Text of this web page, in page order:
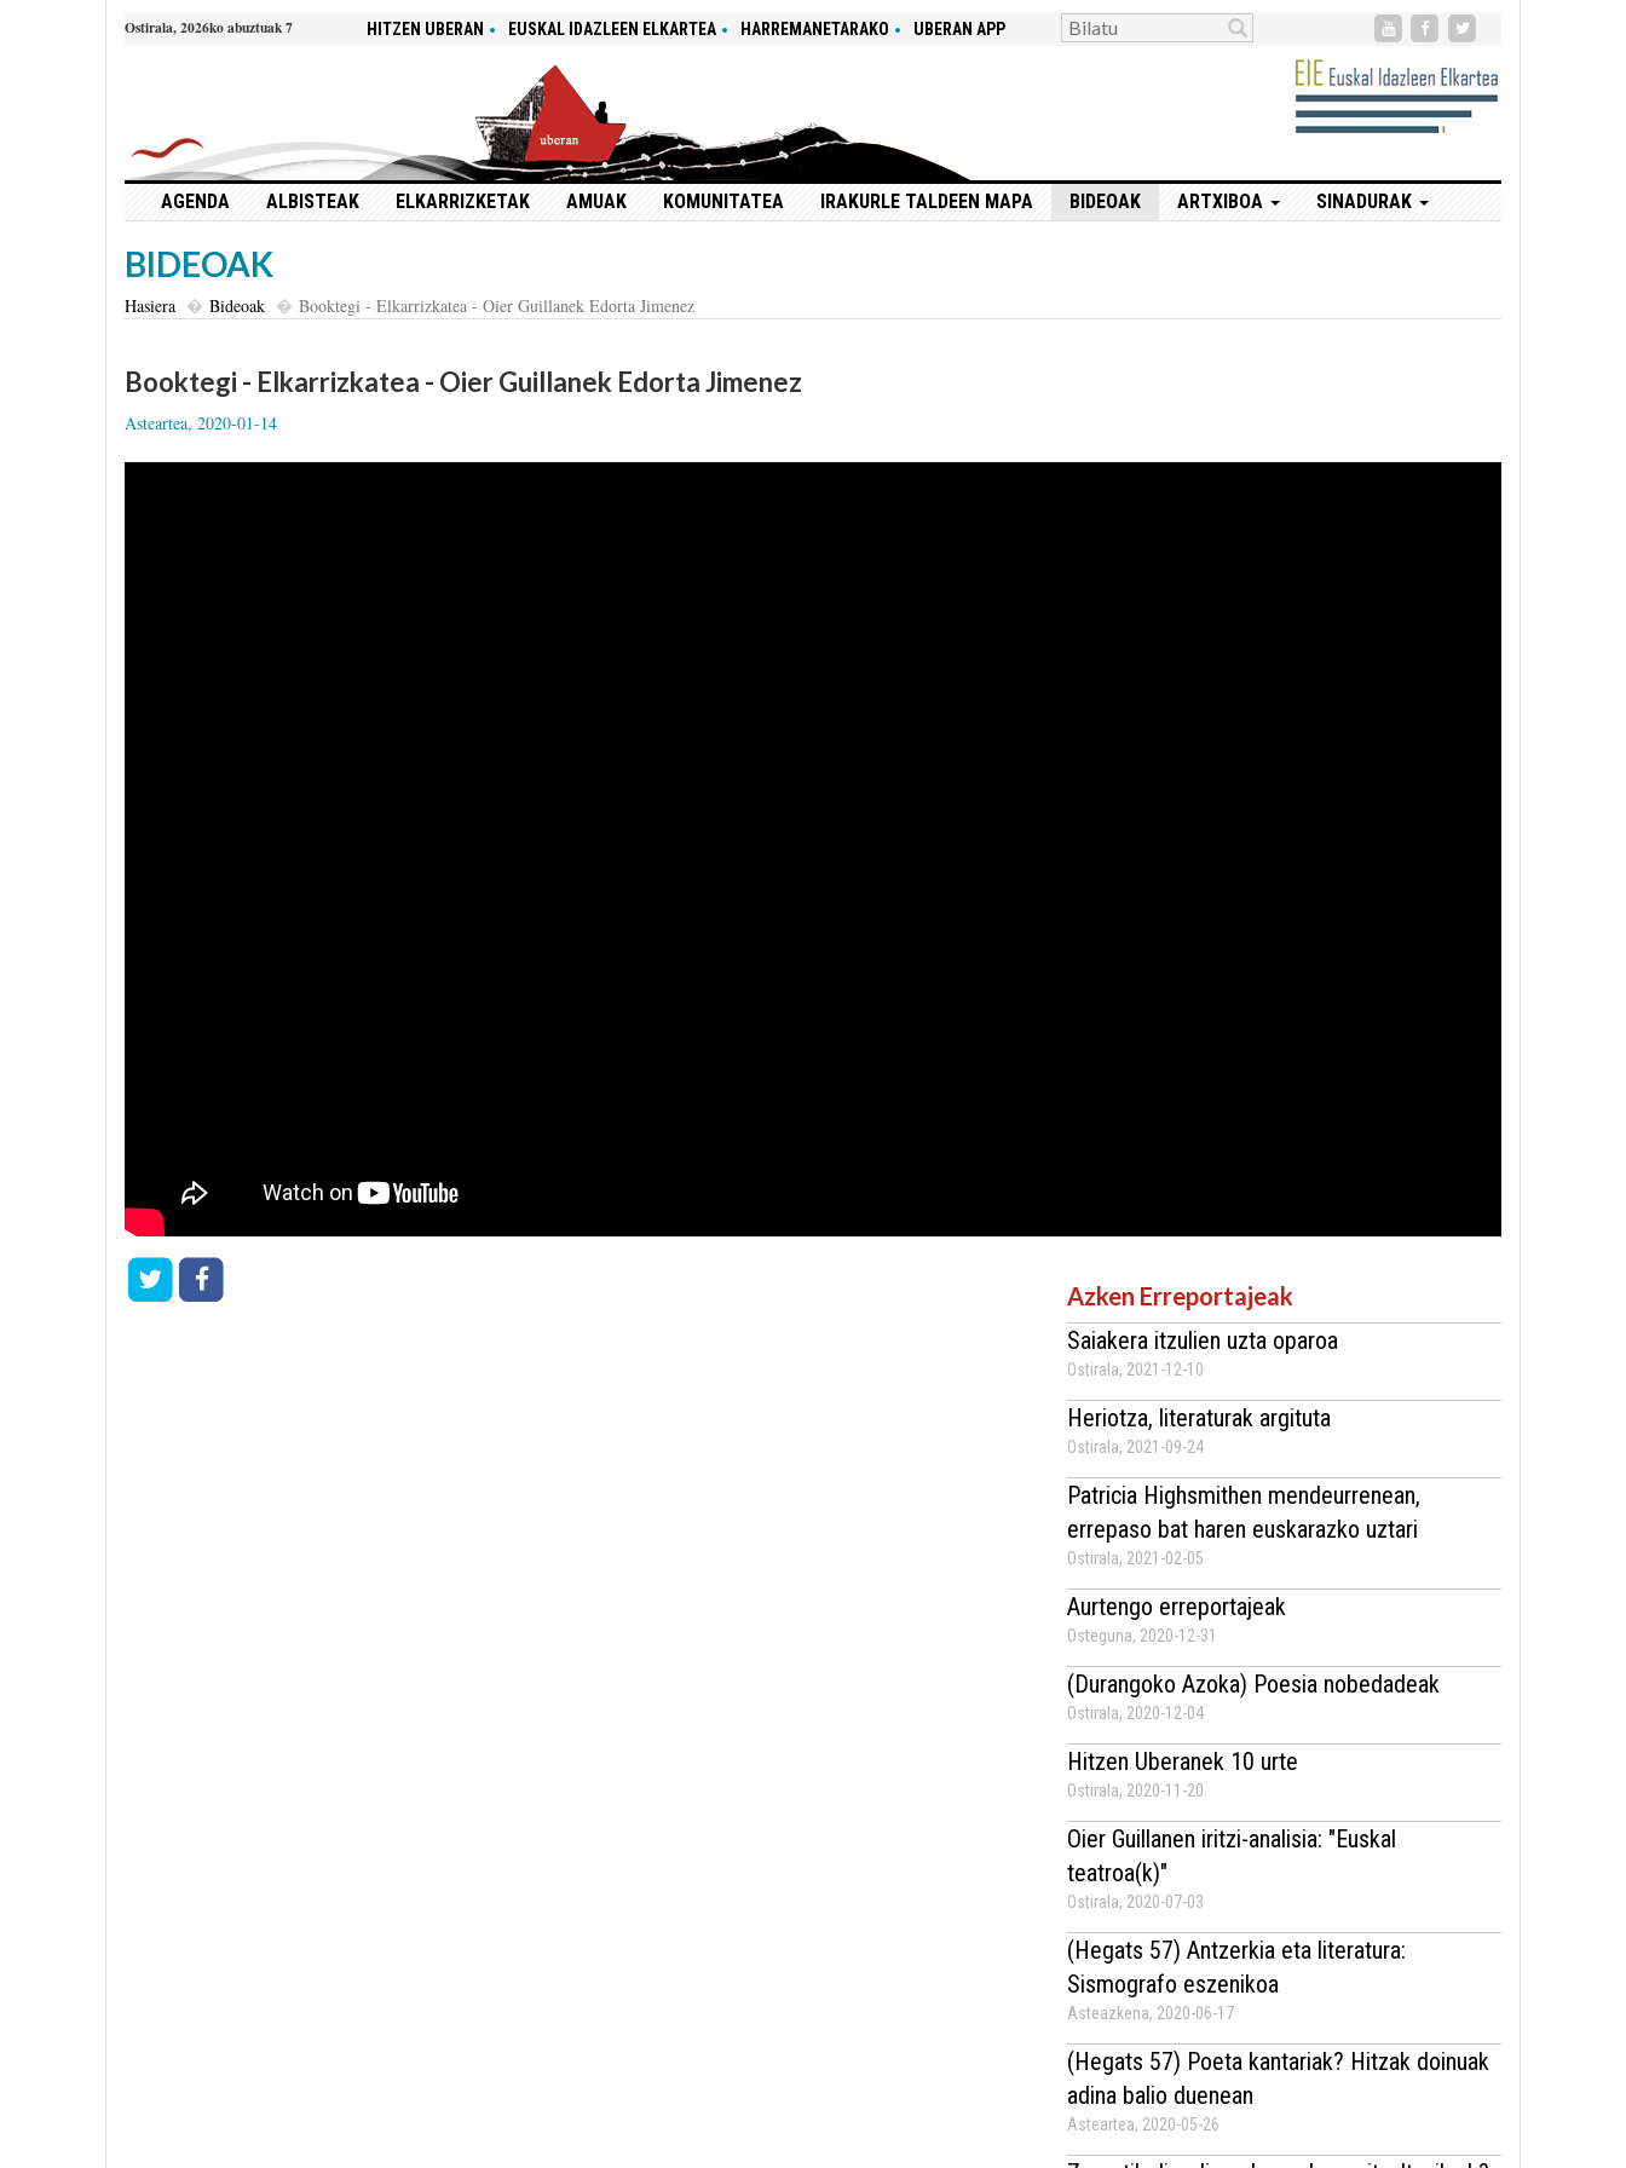
Ostirala, 2026ko abuztuak 7 HITZEN UBERAN EUSKAL IDAZLEEN ELKARTEA HARREMANETARAKO UBERAN APP
AGENDA ALBISTEAK ELKARRIZKETAK AMUAK KOMUNITATEA IRAKURLE TALDEEN MAPA BIDEOAK ARTXIBOA SINADURAK
BIDEOAK
Hasiera Bideoak Booktegi - Elkarrizkatea - Oier Guillanek Edorta Jimenez
Booktegi - Elkarrizkatea - Oier Guillanek Edorta Jimenez
Asteartea, 2020-01-14
Azken Erreportajeak
Saiakera itzulien uzta oparoa
Ostirala, 2021-12-10
Heriotza, literaturak argituta
Ostirala, 2021-09-24
Patricia Highsmithen mendeurrenean,
errepaso bat haren euskarazko uztari
Ostirala, 2021-02-05
Aurtengo erreportajeak
Osteguna, 2020-12-31
(Durangoko Azoka) Poesia nobedadeak
Ostirala, 2020-12-04
Hitzen Uberanek 10 urte
Ostirala, 2020-11-20
Oier Guillanen iritzi-analisia: "Euskal
teatroa(k)"
Ostirala, 2020-07-03
(Hegats 57) Antzerkia eta literatura:
Sismografo eszenikoa
Asteazkena, 2020-06-17
(Hegats 57) Poeta kantariak? Hitzak doinuak
adina balio duenean
Asteartea, 2020-05-26